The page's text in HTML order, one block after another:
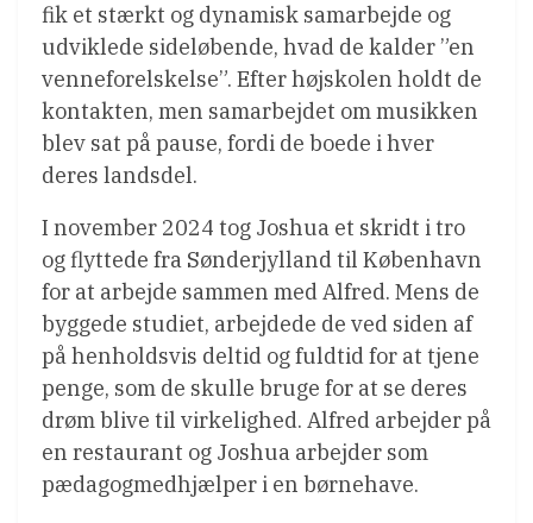
fik et stærkt og dynamisk samarbejde og
udviklede sideløbende, hvad de kalder ”en
venneforelskelse”. Efter højskolen holdt de
kontakten, men samarbejdet om musikken
blev sat på pause, fordi de boede i hver
deres landsdel.
I november 2024 tog Joshua et skridt i tro
og flyttede fra Sønderjylland til København
for at arbejde sammen med Alfred. Mens de
byggede studiet, arbejdede de ved siden af
på henholdsvis deltid og fuldtid for at tjene
penge, som de skulle bruge for at se deres
drøm blive til virkelighed. Alfred arbejder på
en restaurant og Joshua arbejder som
pædagogmedhjælper i en børnehave.